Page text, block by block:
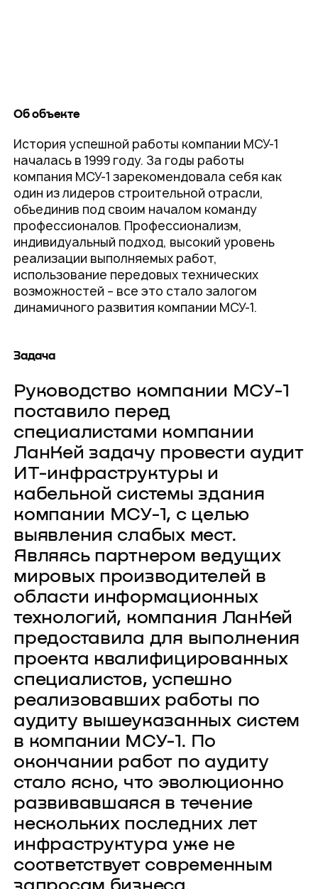
Об объекте
История успешной работы компании МСУ-1
началась в 1999 году. За годы работы
компания МСУ-1 зарекомендовала себя как
один из лидеров строительной отрасли,
объединив под своим началом команду
профессионалов. Профессионализм,
индивидуальный подход, высокий уровень
реализации выполняемых работ,
использование передовых технических
возможностей – все это стало залогом
динамичного развития компании МСУ-1.
Задача
Руководство компании МСУ-1
поставило перед
специалистами компании
ЛанКей задачу провести аудит
ИТ-инфраструктуры и
кабельной системы здания
компании МСУ-1, с целью
выявления слабых мест.
Являясь партнером ведущих
мировых производителей в
области информационных
технологий, компания ЛанКей
предоставила для выполнения
проекта квалифицированных
специалистов, успешно
реализовавших работы по
аудиту вышеуказанных систем
в компании МСУ-1. По
окончании работ по аудиту
стало ясно, что эволюционно
развивавшаяся в течение
нескольких последних лет
инфраструктура уже не
соответствует современным